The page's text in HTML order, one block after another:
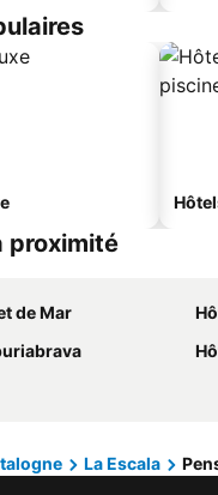
proximité
de Mar
La Escala